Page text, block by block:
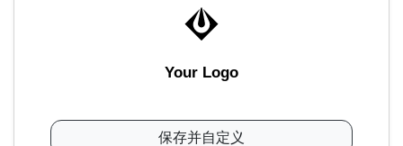
Your Logo
保存并自定义